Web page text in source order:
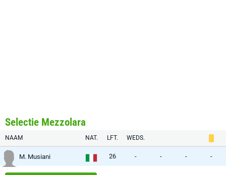
Selectie Mezzolara
NAAM NAT. LFT. WEDS.
M. Musiani 26 - - - -